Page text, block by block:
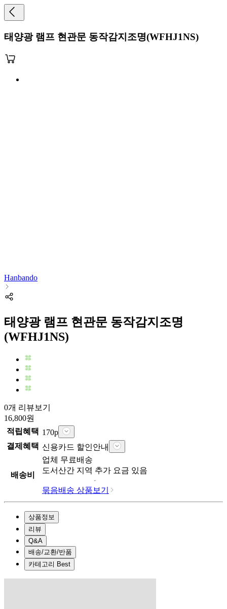
태양광 램프 현관문 동작감지조명(WFHJ1NS)
Hanbando
태양광 램프 현관문 동작감지조명
(WFHJ1NS)
0개 리뷰보기
16,800원
적립혜택 170p
결제혜택 신용카드 할인안내
배송비
업체 무료배송
도서산간 지역 추가 요금 있음
묶음배송 상품보기
상품정보
리뷰
Q&A
배송/교환/반품
카테고리 Best